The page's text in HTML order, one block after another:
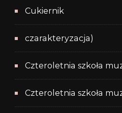
Cukiernik
czarakteryzacja)
Czteroletnia szkoła
Czteroletnia szkoła